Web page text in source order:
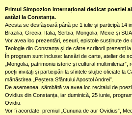
Primul Simpozion internațional dedicat poeziei
astăzi la Constanța.
Acesta se desfășoară până pe 1 iulie și participă 14
Brazilia, Grecia, Italia, Serbia, Mongolia, Mexic și SUA.
Vor avea loc prezentări, eseuri, epistole susținute de
Teologie din Constanța și de către scriitorii prezenți la
În program sunt incluse: lansări de carte, atelier de
„Mongolia, patrimoniu istoric și cultural
poeții invitați și participări la sfintele slujbe oficiate la
mănăstirea „Peștera Sfântului Apostol Andrei”.
De asemenea, sâmbătă va avea loc recitalul de
Ovidius din Constanța, iar duminică, 25 iunie,
Ovidiu.
Vor fi acordate: premiul „Cununa de aur Ovidius”,